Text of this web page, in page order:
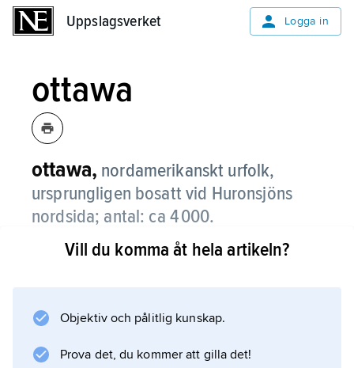
Uppslagsverket Logga in
ottawa
ottawa, nordamerikanskt urfolk,
ursprungligen bosatt vid Huronsjöns
nordsida; antal: ca 4 000.
De livnärde sig av jakt och majsodling. Ottawa
1763–64, då de leddes av sin legendariske
dag i delstaten Michigan. De talar en dialekt
Vill du komma åt hela artikeln?
Objektiv och pålitlig kunskap.
Prova det, du kommer att gilla det!